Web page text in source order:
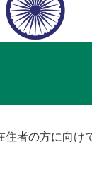
者の方に向け